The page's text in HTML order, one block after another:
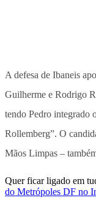
A defesa de Ibaneis
Guilherme e Rodrigo
tendo Pedro integrado
Rollemberg”. O
Mãos Limpas –
Quer ficar ligado em
do Metrópoles DF no